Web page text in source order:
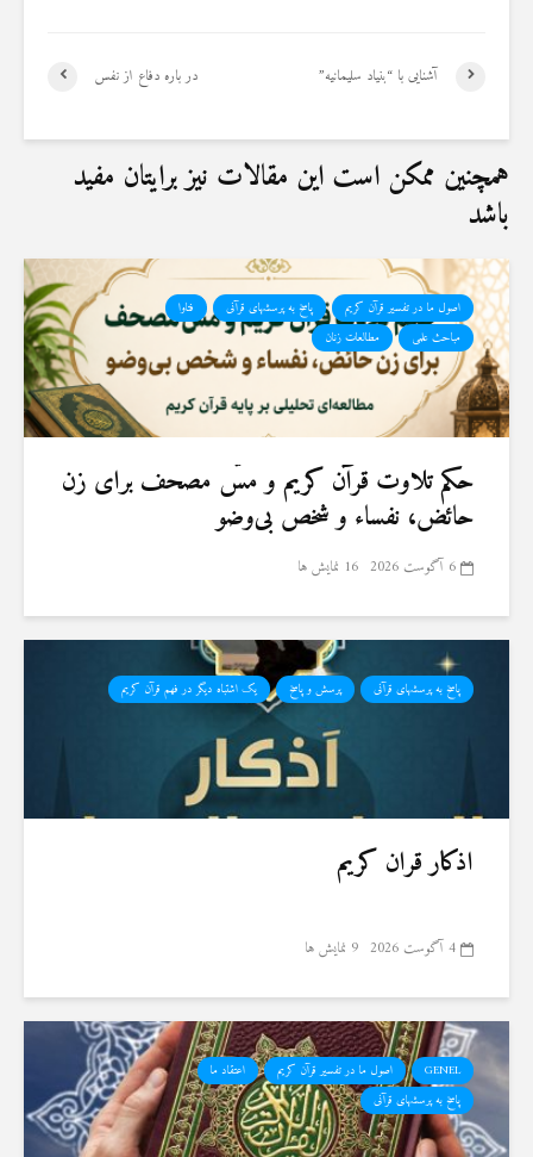
در باره دفاع از نفس آشنایی با “بنیاد سلیمانیه”
همچنین ممکن است این مقالات نیز برایتان مفید
باشد
اصول ما در تفسیر قرآن کریم پاسخ به پرسشهای قرآنی
فتاوا
مباحث علمی
مطالعات زنان
حكم تلاوت قرآن كريم و مسّ مصحف برای زن
حائض، نفساء و شخص بی‌وضو
6 آگوست 2026 16 نمایش ها
پاسخ به پرسشهای قرآنی پرسش و پاسخ یک اشتباه دیگر در فهم قرآن کریم
اذکار قران کریم
4 آگوست 2026 9 نمایش ها
GENEL اصول ما در تفسیر قرآن کریم
اعتقاد ما
پاسخ به پرسشهای قرآنی